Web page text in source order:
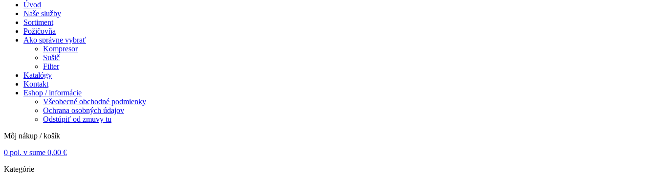
Úvod
Naše služby
Sortiment
Požičovňa
Ako správne vybrať
Kompresor
Sušič
Filter
Katalógy
Kontakt
Eshop / informácie
Všeobecné obchodné podmienky
Ochrana osobných údajov
Odstúpiť od zmuvy tu
Môj nákup / košík
0 pol. v sume 0,00 €
Kategórie